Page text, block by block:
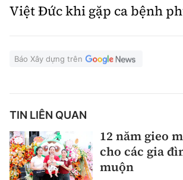
Việt Đức khi gặp ca bệnh
Báo Xây dựng trên
TIN LIÊN QUAN
12 năm gieo
cho các gia
muộn